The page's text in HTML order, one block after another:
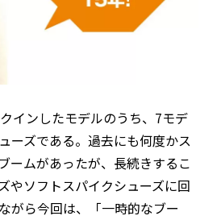
インしたモデルのうち、7モデ
ーズである。過去にも何度かス
ームがあったが、長続きするこ
やソフトスパイクシューズに回
がら今回は、「一時的なブー